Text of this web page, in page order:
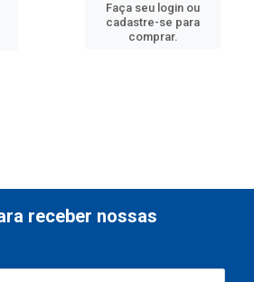
Faça seu login ou
cadastre-se para
comprar.
receber nossas